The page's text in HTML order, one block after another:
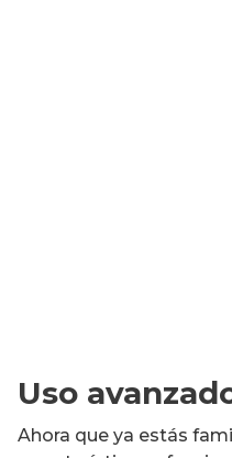
Uso
Ahora que ya estás